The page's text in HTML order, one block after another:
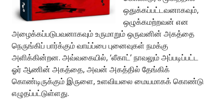
ஒதுக்கப்பட்டவனாகவும்,
ஒழுக்கமற்றவன் என
அழைக்கப்படுபவனாகவும் உருமாறும் ஒருவனின் அகத்தை
நெருங்கிப் பார்க்கும் வாய்ப்பை புனைவுகள் நமக்கு
அளிக்கின்றன. அவ்வகையில், ‘லீகாட்’ நாவலும் அப்படிப்பட்ட
ஓர் ஆணின் அகத்தை, அவன் அகத்தில் தேங்கிக்
கொண்டிருக்கும் இருளை, உளவியலை மையமாகக் கொண்டு
எழுதப்பட்டுள்ளது.